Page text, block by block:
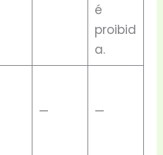
é
proibid
a.
— —